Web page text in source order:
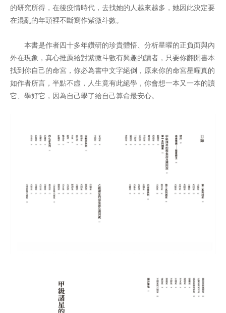
的研究所得，在後疫情時代，去找她的人越來越多，她因此決定要
在混亂的年頭裡不斷寫作紫微斗數。
本書是作者四十多年鑽研的珍貴體悟、分析星曜的正負面與內
外在現象，真心推薦給對紫微斗數有興趣的讀者，只要你翻開書本
找到你自己的命宮，你必為書中文字絕倒，原來你的命宮星曜真的
如作者所言，半點不虛，人生竟有此絕學，你會想一本又一本的讀
它、學好它，因為自己學了給自己算命最安心。